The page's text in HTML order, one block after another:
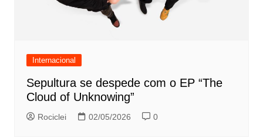
Internacional
Sepultura se despede com o EP “The
Cloud of Unknowing”
Rociclei 02/05/2026 0